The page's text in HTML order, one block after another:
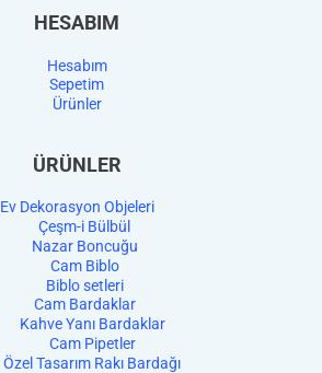
HESABIM
Hesabım
Sepetim
Ürünler
ÜRÜNLER
Ev Dekorasyon Objeleri
Çeşm-i Bülbül
Nazar Boncuğu
Cam Biblo
Biblo setleri
Cam Bardaklar
Kahve Yanı Bardaklar
Cam Pipetler
Özel Tasarım Rakı Bardağı